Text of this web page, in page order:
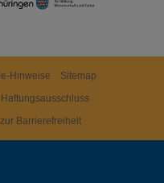
Hinweise
Sitemap
Haftungsausschluss
Barrierefreiheit